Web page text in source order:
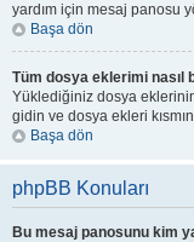
yardım için mesaj panosu
Başa dön
Tüm dosya eklerimi nasıl
Yüklediğiniz dosya
gidin ve dosya ekleri
Başa dön
phpBB Konuları
Bu mesaj panosunu kim